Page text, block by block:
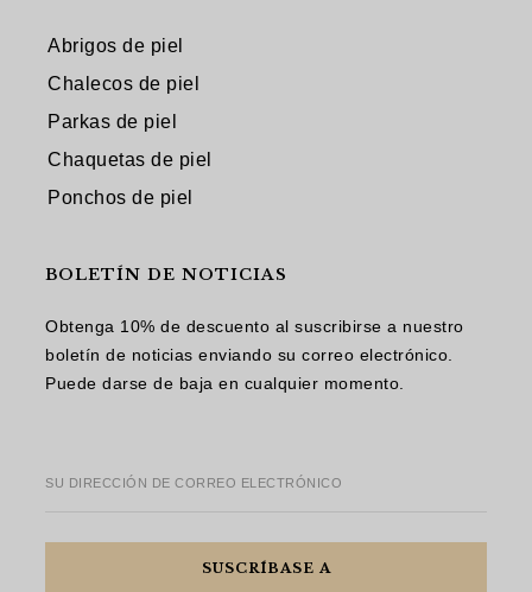
Abrigos de piel
Chalecos de piel
Parkas de piel
Chaquetas de piel
Ponchos de piel
BOLETÍN DE NOTICIAS
Obtenga 10% de descuento al suscribirse a nuestro
boletín de noticias enviando su correo electrónico.
Puede darse de baja en cualquier momento.
SU DIRECCIÓN DE CORREO ELECTRÓNICO